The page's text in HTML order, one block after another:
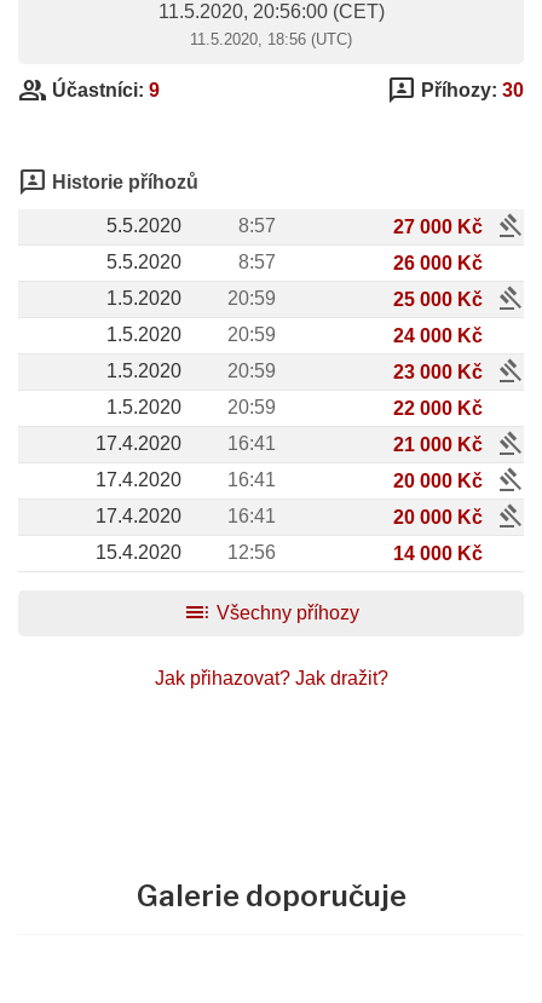
11.5.2020, 20:56:00(CET)
11.5.2020, 18:56 (UTC)
group Účastníci: 9 3p Příhozy: 30
3p Historie příhozů
5.5.2020 8:57 27 000 Kč gavel
5.5.2020 8:57
26 000 Kč
1.5.2020
20:59 25 000 Kč gavel
1.5.2020 20:59
24 000 Kč
1.5.2020
20:59 23 000 Kč gavel
1.5.2020 20:59
22 000 Kč
17.4.2020
16:41 21 000 Kč gavel
17.4.2020 16:41 20 000 Kč gavel
17.4.2020 16:41 20 000 Kč gavel
15.4.2020 12:56 14 000 Kč
toc Všechny příhozy
Jak přihazovat? Jak dražit?
Galerie doporučuje